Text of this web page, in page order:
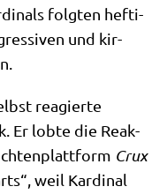
folg­ten hef­ti­
und kir­
reagier­te
Er lob­te die Reak­
Crux
weil Kar­di­nal